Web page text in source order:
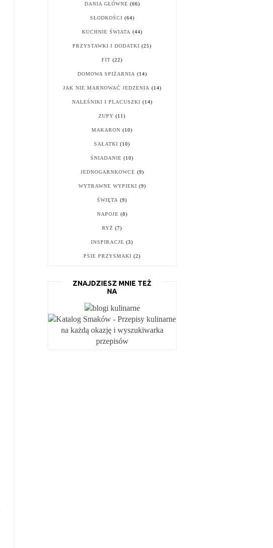
DANIA GŁÓWNE (66)
SŁODKOŚCI (64)
KUCHNIE ŚWIATA (44)
PRZYSTAWKI I DODATKI (25)
FIT (22)
DOMOWA SPIŻARNIA (14)
JAK NIE MARNOWAĆ JEDZENIA (14)
NALEŚNIKI I PLACUSZKI (14)
ZUPY (11)
MAKARON (10)
SAŁATKI (10)
ŚNIADANIE (10)
JEDNOGARNKOWCE (9)
WYTRAWNE WYPIEKI (9)
ŚWIĘTA (9)
NAPOJE (8)
RYŻ (7)
INSPIRACJE (3)
PSIE PRZYSMAKI (2)
ZNAJDZIESZ MNIE TEŻ
NA